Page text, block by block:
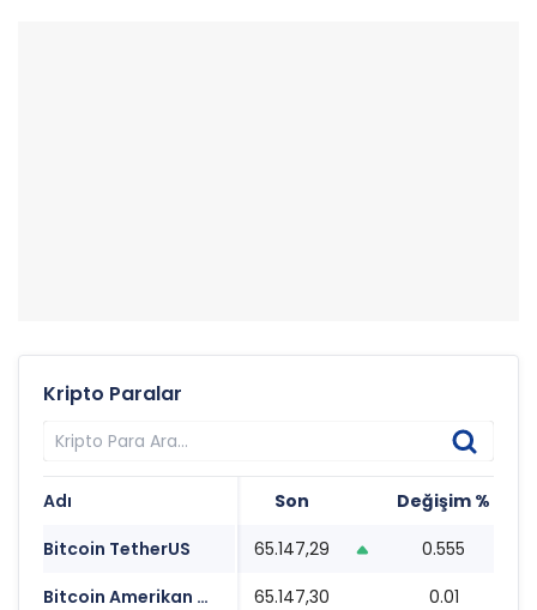
Kripto Paralar
Adı Son Değişim %
Bitcoin TetherUS
65.147,29 0.555
Bitcoin Amerikan Doları
65.147,30 0.01